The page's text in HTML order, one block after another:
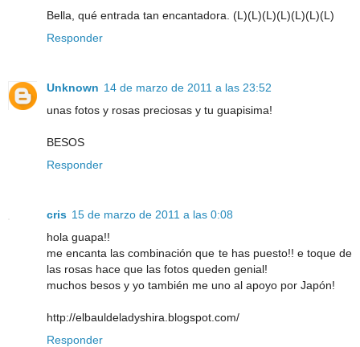
Bella, qué entrada tan encantadora. (L)(L)(L)(L)(L)(L)(L)
Responder
Unknown 14 de marzo de 2011 a las 23:52
unas fotos y rosas preciosas y tu guapisima!
BESOS
Responder
cris 15 de marzo de 2011 a las 0:08
hola guapa!!
me encanta las combinación que te has puesto!! e toque de
las rosas hace que las fotos queden genial!
muchos besos y yo también me uno al apoyo por Japón!
http://elbauldeladyshira.blogspot.com/
Responder